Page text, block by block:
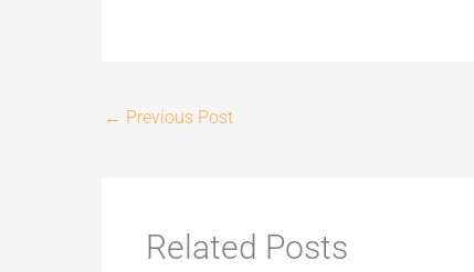
← Previous Post
Related Posts